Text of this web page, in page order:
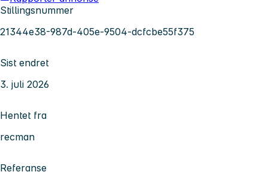
Stillingsnummer
21344e38-987d-405e-9504-dcfcbe55f375
Sist endret
3. juli 2026
Hentet fra
recman
Referanse